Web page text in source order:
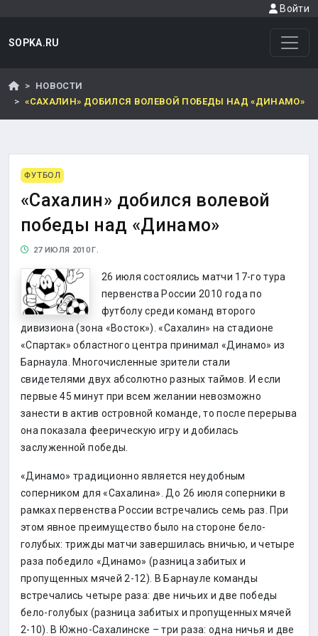
Войти
SOPKA.RU
НОВОСТИ
«САХАЛИН» ДОБИЛСЯ ВОЛЕВОЙ ПОБЕДЫ НАД «ДИНАМО»
ФУТБОЛ
«Сахалин» добился волевой
победы над «Динамо»
27 ИЮЛЯ 2010 Г.
26 июля состоялись матчи 17-го тура
первенства России 2010 года по
футболу среди команд второго
дивизиона (зона «Восток»). «Сахалин» на стадионе
«Спартак» областного центра принимал «Динамо» из
Барнаула. Многочисленные зрители стали
свидетелями двух абсолютно разных таймов. И если
первые 45 минут при всем желании невозможно
занести в актив островной команде, то после перерыва
она показала феерическую игру и добилась
заслуженной победы.
«Динамо» традиционно является неудобным
соперником для «Сахалина». До 26 июля соперники в
рамках первенства России встречались семь раз. При
этом явное преимущество было на стороне бело-
голубых: трижды матчи завершилась вничью, и четыре
раза победило «Динамо» (разница забитых и
пропущенных мячей 2-12). В Барнауле команды
встречались четыре раза: две ничьих и две победы
бело-голубых (разница забитых и пропущенных мячей
2-10). В Южно-Сахалинске – три раза: одна ничья и две